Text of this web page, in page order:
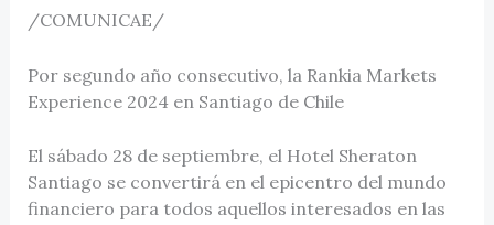
/COMUNICAE/
Por segundo año consecutivo, la Rankia Markets
Experience 2024 en Santiago de Chile
El sábado 28 de septiembre, el Hotel Sheraton
Santiago se convertirá en el epicentro del mundo
financiero para todos aquellos interesados en las